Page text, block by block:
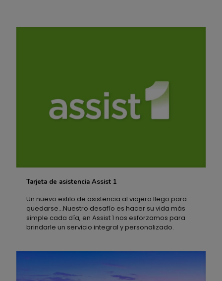
Tarjeta de asistencia Assist 1
Tarjeta de asistencia Assist 1
Un nuevo estilo de asistencia al viajero llego para
quedarse...Nuestro desafío es hacer su vida más
simple cada día, en Assist 1 nos esforzamos para
brindarle un servicio integral y personalizado.